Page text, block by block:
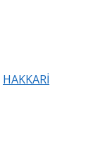
HAKKARİ